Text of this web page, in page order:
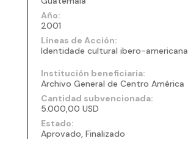
Año:
2001
Líneas de Acción:
Identidade cultural ibero-americana
Institución beneficiaria:
Archivo General de Centro América
Cantidad subvencionada:
5.000,00 USD
Estado:
Aprovado, Finalizado